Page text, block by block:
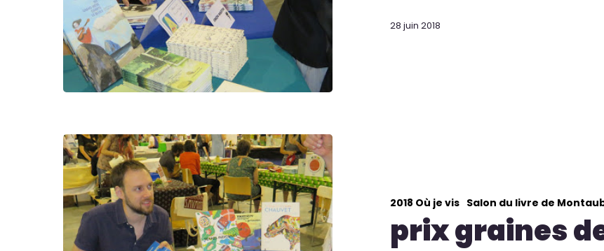
28 juin 2018
2018 Où je vis Salon du livre de
prix graines